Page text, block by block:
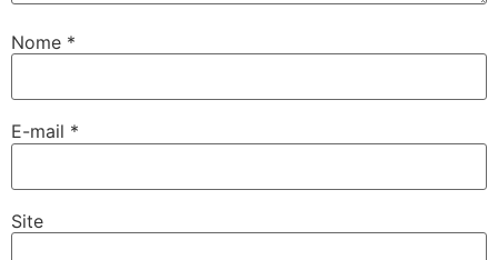
Nome *
E-mail *
Site